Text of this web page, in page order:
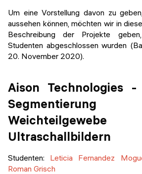
Um eine Vorstellung davon zu
aussehen können, möchten wir in
Beschreibung der Projekte
Studenten abgeschlossen wurden
20. November 2020).
Aison Technologies -
Ultraschallbildern
Studenten: Leticia Fernandez
Roman Grisch